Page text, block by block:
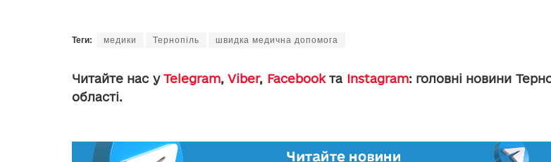
Теги: медики Тернопіль швидка медична допомога
Читайте нас уTelegram,Viber, Facebookта Instagram: головні новини
області.